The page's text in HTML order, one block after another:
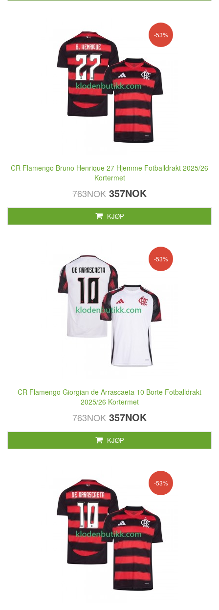
-53%
CR Flamengo Bruno Henrique 27 Hjemme Fotballdrakt 2025/26
Kortermet
763NOK 357NOK
KJØP
-53%
CR Flamengo Giorgian de Arrascaeta 10 Borte Fotballdrakt
2025/26 Kortermet
763NOK 357NOK
KJØP
-53%